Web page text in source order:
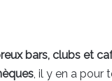
bars, clubs et
, il y en a pour